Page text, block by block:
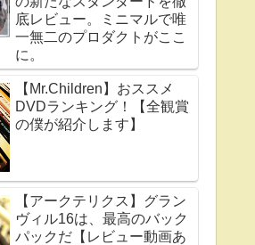
底レビュー。ミニマルで唯
一無二のプロダクトがここ
に。
【Mr.Children】おススメ
DVDランキング！【全観賞
の僕が紹介します】
【アークテリクス】グラン
ヴィル16は、最高のバック
パックだ【レビュー動画あ